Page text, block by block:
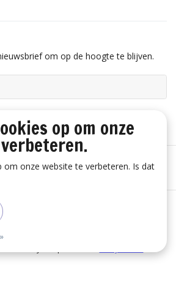
om op de hoogte te blijven.
op om onze
om onze website te verbeteren. Is dat